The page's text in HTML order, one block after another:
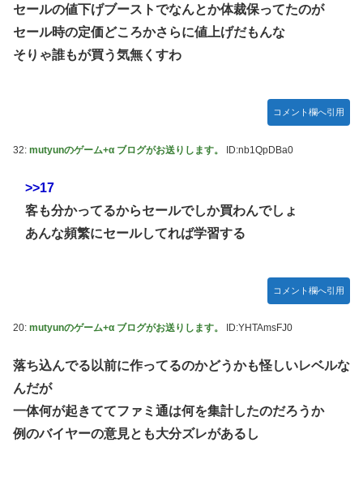
セールの値下げブーストでなんとか体裁保ってたのが
セール時の定価どころかさらに値上げだもんな
そりゃ誰もが買う気無くすわ
コメント欄へ引用
32: mutyunのゲーム+α ブログがお送りします。 ID:nb1QpDBa0
>>17
客も分かってるからセールでしか買わんでしょ
あんな頻繁にセールしてれば学習する
コメント欄へ引用
20: mutyunのゲーム+α ブログがお送りします。 ID:YHTAmsFJ0
落ち込んでる以前に作ってるのかどうかも怪しいレベルな
んだが
一体何が起きててファミ通は何を集計したのだろうか
例のバイヤーの意見とも大分ズレがあるし